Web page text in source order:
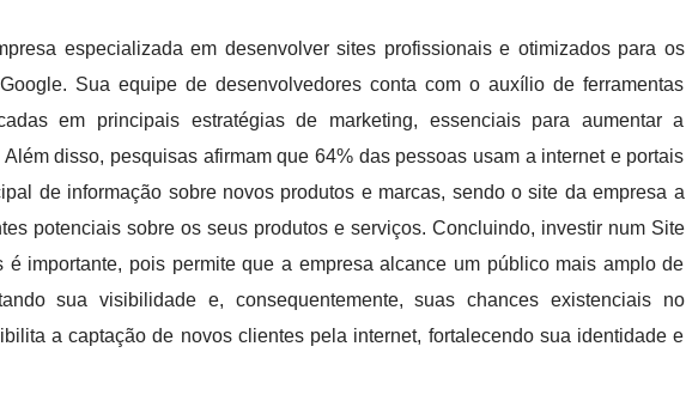
especializada em desenvolver sites profissionais e otimizados para os
Sua equipe de desenvolvedores conta com o auxílio de ferramentas
em principais estratégias de marketing, essenciais para aumentar a
disso, pesquisas afirmam que 64% das pessoas usam a internet e portais
de informação sobre novos produtos e marcas, sendo o site da empresa a
potenciais sobre os seus produtos e serviços. Concluindo, investir num Site
importante, pois permite que a empresa alcance um público mais amplo de
sua visibilidade e, consequentemente, suas chances existenciais no
a captação de novos clientes pela internet, fortalecendo sua identidade e